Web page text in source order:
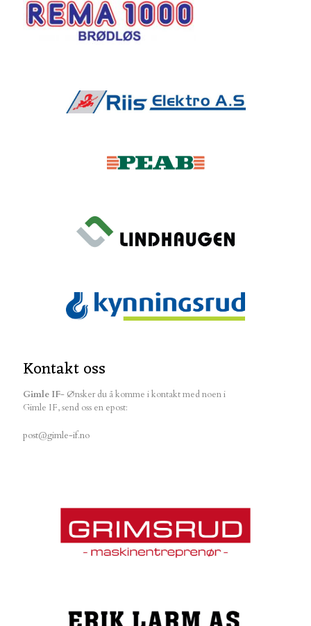
Kontakt oss
Gimle IF- Ønsker du å komme i kontakt med noen i
Gimle IF, send oss en epost:
post@gimle-if.no